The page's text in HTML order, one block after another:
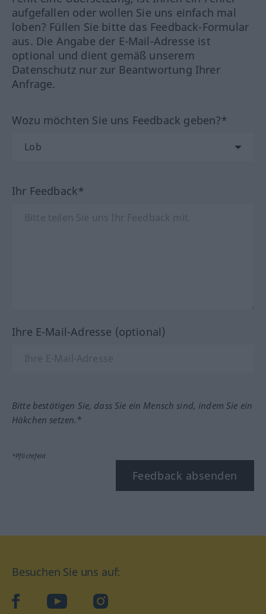
aufgefallen oder wollen Sie uns einfach mal
loben? Füllen Sie bitte das Feedback-Formular
aus. Die Angabe der E-Mail-Adresse ist
optional und dient gemäß unserem
Datenschutz nur zur Beantwortung Ihrer
Anfrage.
Wozu möchten Sie uns Feedback geben?*
Ihr Feedback*
Ihre E-Mail-Adresse (optional)
Bitte bestätigen Sie, dass Sie ein Mensch sind, indem Sie ein
Häkchen setzen.*
*Pflichtfeld
Feedback absenden
Besuchen Sie uns auf:
facebookYouTube Instagram